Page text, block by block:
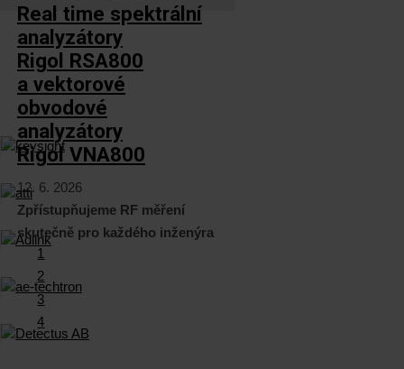
Real time spektrální
analyzátory
Rigol RSA800
a vektorové
obvodové
analyzátory
Rigol VNA800
12. 6. 2026
Zpřístupňujeme RF měření
skutečně pro každého inženýra
1
2
3
4